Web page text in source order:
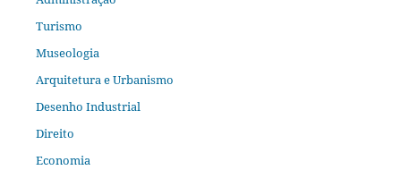
Turismo
Museologia
Arquitetura e Urbanismo
Desenho Industrial
Direito
Economia